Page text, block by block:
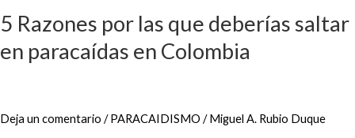
5 Razones por las que deberías saltar
en paracaídas en Colombia
Deja un comentario / PARACAIDISMO / Miguel A. Rubio Duque